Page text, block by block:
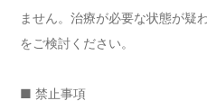
ません。治療が必要な状態が疑
をご検討ください。
■ 禁止事項